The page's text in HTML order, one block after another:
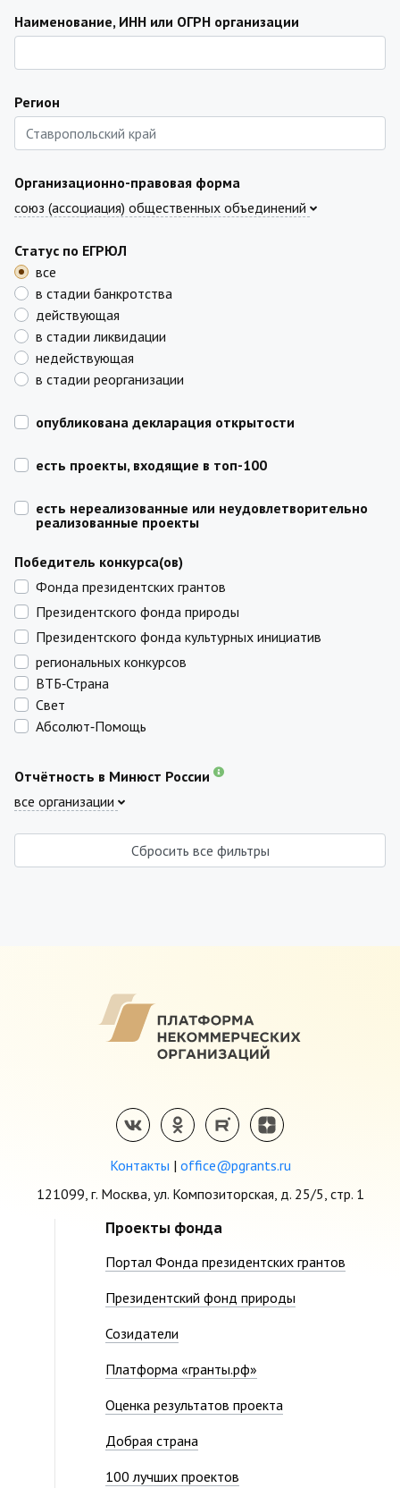
Наименование, ИНН или ОГРН организации
Регион
Организационно-правовая форма
союз (ассоциация) общественных объединений
Статус по ЕГРЮЛ
все
в стадии банкротства
действующая
в стадии ликвидации
недействующая
в стадии реорганизации
опубликована декларация открытости
есть проекты, входящие в топ-100
есть нереализованные или неудовлетворительно
реализованные проекты
Победитель конкурса(ов)
Фонда президентских грантов
Президентского фонда природы
Президентского фонда культурных инициатив
региональных конкурсов
ВТБ‑Страна
Свет
Абсолют‑Помощь
Отчётность в Минюст России
все организации
Сбросить все фильтры
Контакты | office@pgrants.ru
121099, г. Москва, ул. Композиторская, д. 25/5, стр. 1
Проекты фонда
Портал Фонда президентских грантов
Президентский фонд природы
Созидатели
Платформа «гранты.рф»
Оценка результатов проекта
Добрая страна
100 лучших проектов